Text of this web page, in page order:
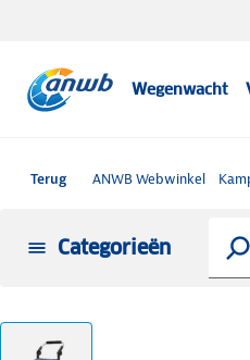
Wegenwacht
Terug ANWB Webwinkel
Categorieën